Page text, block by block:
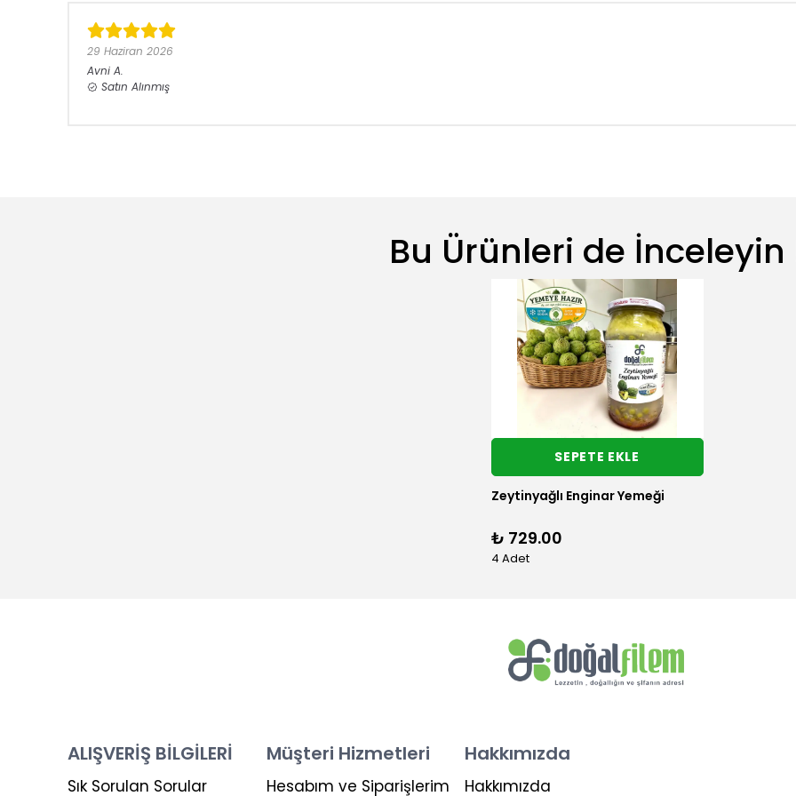
29 Haziran 2026
Avni A.
Satın Alınmış
Bu Ürünleri de İnceleyin
SEPETE EKLE
Zeytinyağlı Enginar Yemeği
₺ 729.00
4 Adet
ALIŞVERİŞ BİLGİLERİ
Sık Sorulan Sorular
Müşteri Hizmetleri
Hesabım ve Siparişlerim
Hakkımızda
Hakkımızda